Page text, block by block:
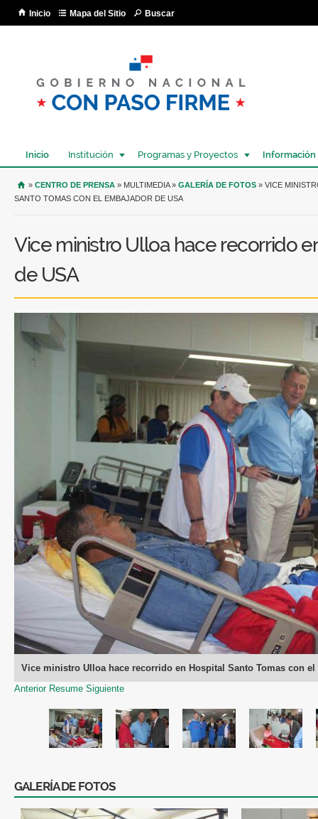
Inicio Mapa del Sitio Buscar
Inicio Institución Programas y Proyectos Información
USTED SE ENCUENTRA AQUÍ
» CENTRO DE PRENSA » MULTIMEDIA » GALERÍA DE FOTOS » VICE
SANTO TOMAS CON EL EMBAJADOR DE USA
Vice ministro Ulloa hace recorrido
de USA
Vice ministro Ulloa hace recorrido en Hospital Santo Tomas con el
Anterior Resume Siguiente
GALERÍA DE FOTOS